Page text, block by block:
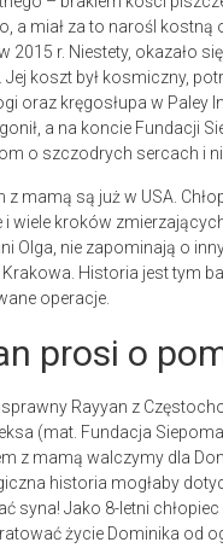
a miał za to narośl
2015 r. Niestety, okazało
Jej koszt był kosmiczny,
oraz kręgosłupa w Paley
a na koncie Fundacji
o szczodrych sercach i
z mamą są już w USA.
i wiele kroków
Olga, nie zapominają o
Historia jest tym
operacje.
prosi o
(mat. Fundacja
z mamą walczymy dla
historia mogłaby
syna! Jako 8-letni
życie Dominika od